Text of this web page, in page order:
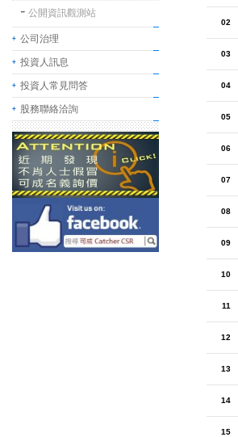
公開資訊觀測站
公司治理
投資人訊息
投資人常見問答
股務聯絡洽詢
02
03
04
05
06
07
08
09
10
11
12
13
14
15